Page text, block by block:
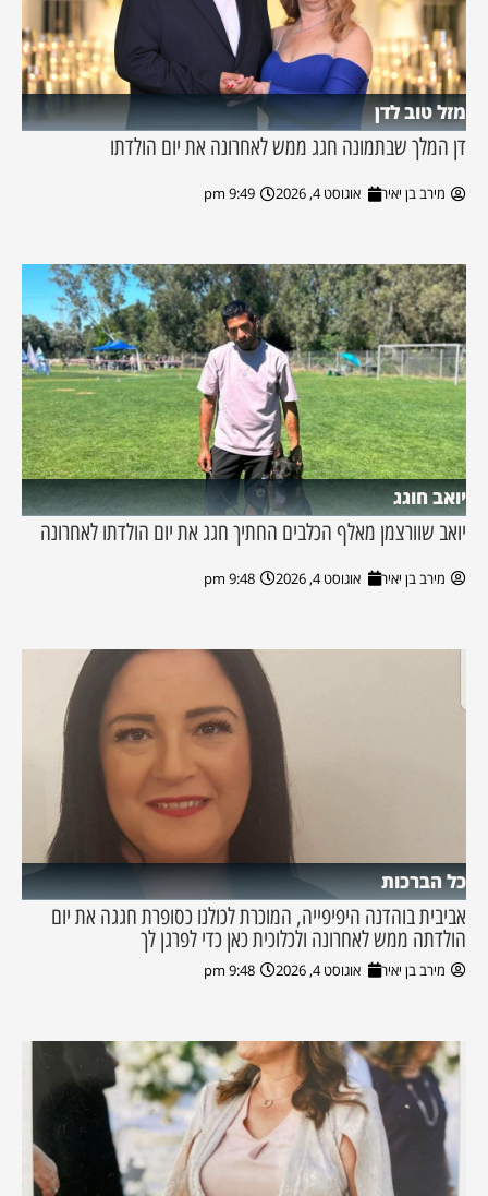
מזל טוב לדן
דן המלך שבתמונה חגג ממש לאחרונה את יום הולדתו
מירב בן יאיר אוגוסט 4, 2026 9:49 pm
יואב חוגג
יואב שוורצמן מאלף הכלבים החתיך חגג את יום הולדתו לאחרונה
מירב בן יאיר אוגוסט 4, 2026 9:48 pm
כל הברכות
אביבית בוהדנה היפיפייה, המוכרת לכולנו כסופרת חגגה את יום
הולדתה ממש לאחרונה ולכלוכית כאן כדי לפרגן לך
מירב בן יאיר אוגוסט 4, 2026 9:48 pm